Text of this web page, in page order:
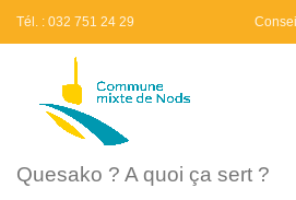
Tél. : 032 751 24 29
Quesako ? A quoi ça sert ?